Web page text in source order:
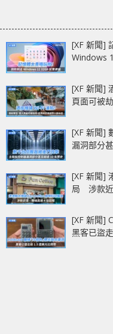
[XF 新聞]
Windows
[XF 新聞]
頁面可被
[XF 新聞]
漏洞部分
[XF 新聞]
局 涉款
[XF 新聞]
黑客已盜